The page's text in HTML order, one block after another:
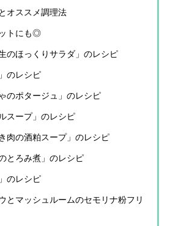
オススメ調理法
トにも◎
のほっくりサラダ」のレシピ
のレシピ
のポタージュ」のレシピ
スープ」のレシピ
肉の酒粕スープ」のレシピ
とろみ煮」のレシピ
のレシピ
とマッシュルームのセモリナ粉フリ